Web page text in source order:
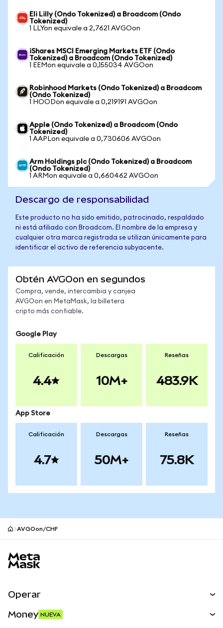
Eli Lilly (Ondo Tokenized) a Broadcom (Ondo
Tokenized)
1 LLYon equivale a 2,7621 AVGOon
iShares MSCI Emerging Markets ETF (Ondo
Tokenized) a Broadcom (Ondo Tokenized)
1 EEMon equivale a 0,155034 AVGOon
Robinhood Markets (Ondo Tokenized) a Broadcom
(Ondo Tokenized)
1 HOODon equivale a 0,219191 AVGOon
Apple (Ondo Tokenized) a Broadcom (Ondo
Tokenized)
1 AAPLon equivale a 0,730606 AVGOon
Arm Holdings plc (Ondo Tokenized) a Broadcom
(Ondo Tokenized)
1 ARMon equivale a 0,660462 AVGOon
Descargo de responsabilidad
Este producto no ha sido emitido, patrocinado, respaldado
ni está afiliado con Broadcom. El nombre de la empresa y
cualquier otra marca registrada se utilizan únicamente para
identificar el activo de referencia subyacente.
Obtén AVGOon en segundos
Compra, vende, intercambia y canjea
AVGOon en MetaMask, la billetera
cripto más confiable.
Google Play
Calificación
4.4
Descargas
10M+
Reseñas
483.9K
App Store
Calificación
4.7
Descargas
50M+
Reseñas
75.8K
AVGOon/CHF
Operar
Money NUEVA